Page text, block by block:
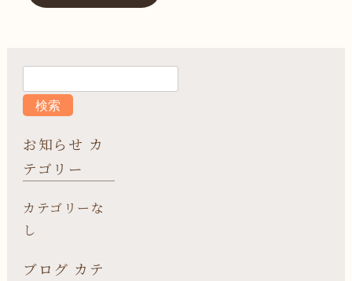
お知らせ カ
テゴリー
カテゴリーな
し
ブログ カテ